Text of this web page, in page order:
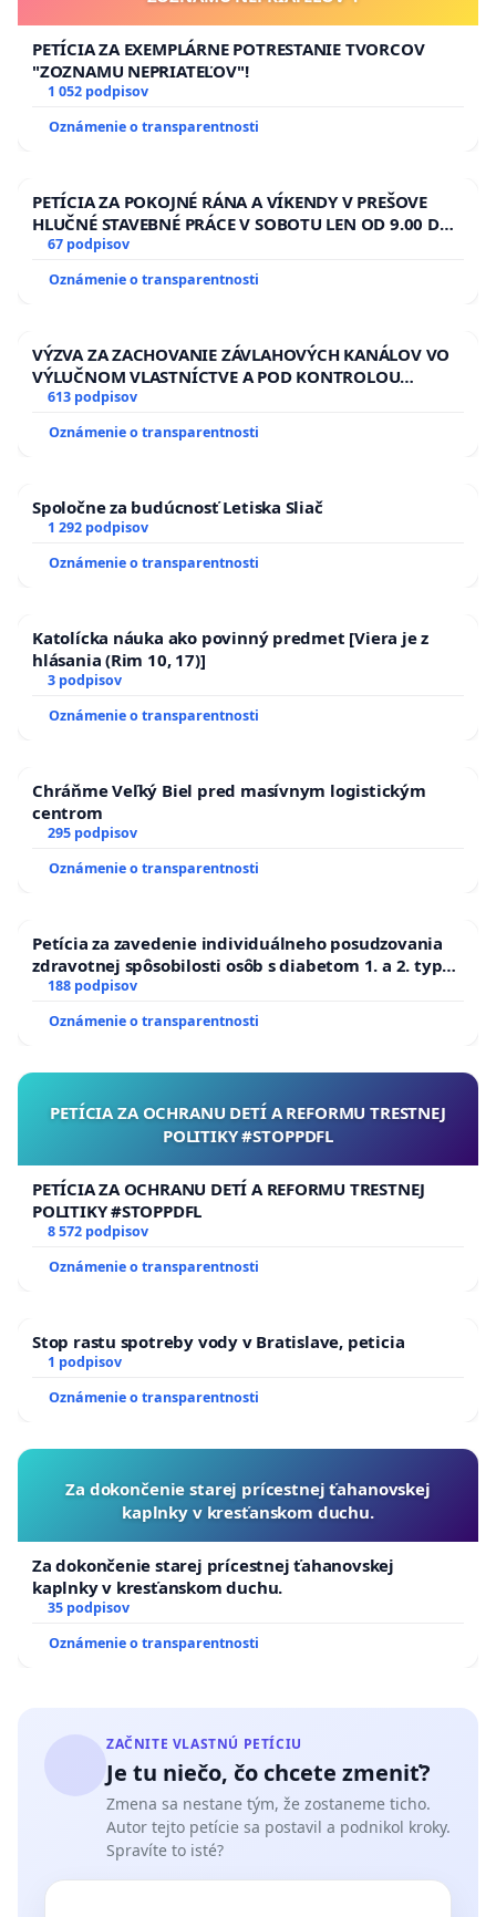
PETÍCIA ZA EXEMPLÁRNE POTRESTANIE TVORCOV
"ZOZNAMU NEPRIATEĽOV"!
1 052 podpisov
Oznámenie o transparentnosti
PETÍCIA ZA POKOJNÉ RÁNA A VÍKENDY V PREŠOVE
HLUČNÉ STAVEBNÉ PRÁCE V SOBOTU LEN OD 9.00 DO
13.00 HOD., CEZ PRACOVNÝ TÝŽDEŇ CIEĽ 8.00 – 18.00
HOD. A PRAVIDELNÁ KONTROLA STAVBY C-AREA NA
ĎUMBIERSKEJ/MAGU
67 podpisov
Oznámenie o transparentnosti
VÝZVA ZA ZACHOVANIE ZÁVLAHOVÝCH KANÁLOV VO
VÝLUČNOM VLASTNÍCTVE A POD KONTROLOU
SLOVENSKEJ REPUBLIKY & žiadosť na riešenie
zanedbaného stavu závlahových a odvodňovacích
kanálov na Slovensku
613 podpisov
Oznámenie o transparentnosti
Spoločne za budúcnosť Letiska Sliač
1 292 podpisov
Oznámenie o transparentnosti
Katolícka náuka ako povinný predmet [Viera je z
hlásania (Rim 10, 17)]
3 podpisov
Oznámenie o transparentnosti
Chráňme Veľký Biel pred masívnym logistickým
centrom
295 podpisov
Oznámenie o transparentnosti
Petícia za zavedenie individuálneho posudzovania
zdravotnej spôsobilosti osôb s diabetom 1. a 2. typu
pri prijímaní do Policajného zboru SR
188 podpisov
Oznámenie o transparentnosti
PETÍCIA ZA OCHRANU DETÍ A REFORMU TRESTNEJ
POLITIKY #STOPPDFL
PETÍCIA ZA OCHRANU DETÍ A REFORMU TRESTNEJ
POLITIKY #STOPPDFL
8 572 podpisov
Oznámenie o transparentnosti
Stop rastu spotreby vody v Bratislave, peticia
1 podpisov
Oznámenie o transparentnosti
Za dokončenie starej prícestnej ťahanovskej
kaplnky v kresťanskom duchu.
Za dokončenie starej prícestnej ťahanovskej
kaplnky v kresťanskom duchu.
35 podpisov
Oznámenie o transparentnosti
ZAČNITE VLASTNÚ PETÍCIU
Je tu niečo, čo chcete zmeniť?
Zmena sa nestane tým, že zostaneme ticho.
Autor tejto petície sa postavil a podnikol kroky.
Spravíte to isté?